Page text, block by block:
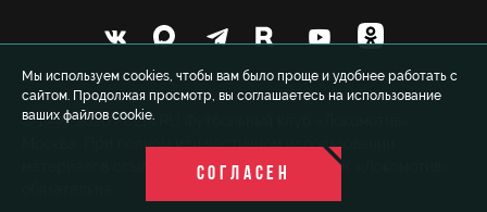
Мы используем cookies, чтобы вам было проще и удобнее работать с
сайтом. Продолжая просмотр, вы соглашаетесь на использование
ваших файлов cookie.
СОГЛАСЕН
© 1999-2026 FCLM.RU Футбольный клуб «Локомотив»
Москва. При полном или частичном использовании
материалов ссылка на официальный сайт ФК «Локомотив»